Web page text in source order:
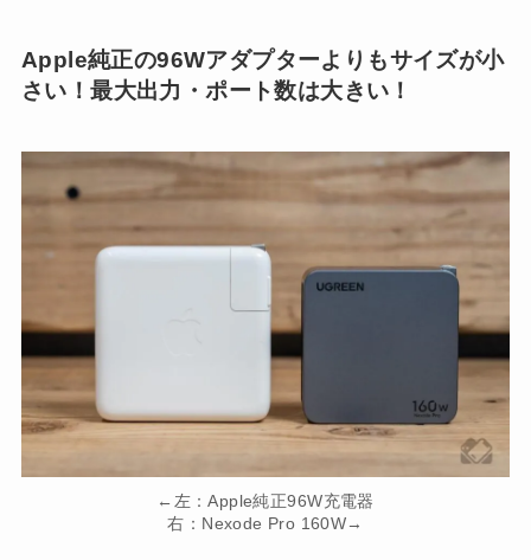
Apple純正の96Wアダプターよりもサイズが小
さい！最大出力・ポート数は大きい！
←左：Apple純正96W充電器
右：Nexode Pro 160W→